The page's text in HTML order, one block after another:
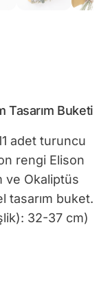
Tasarım Buketi
adet turuncu
rengi Elison
ve Okaliptüs
tasarım buket.
32-37 cm)